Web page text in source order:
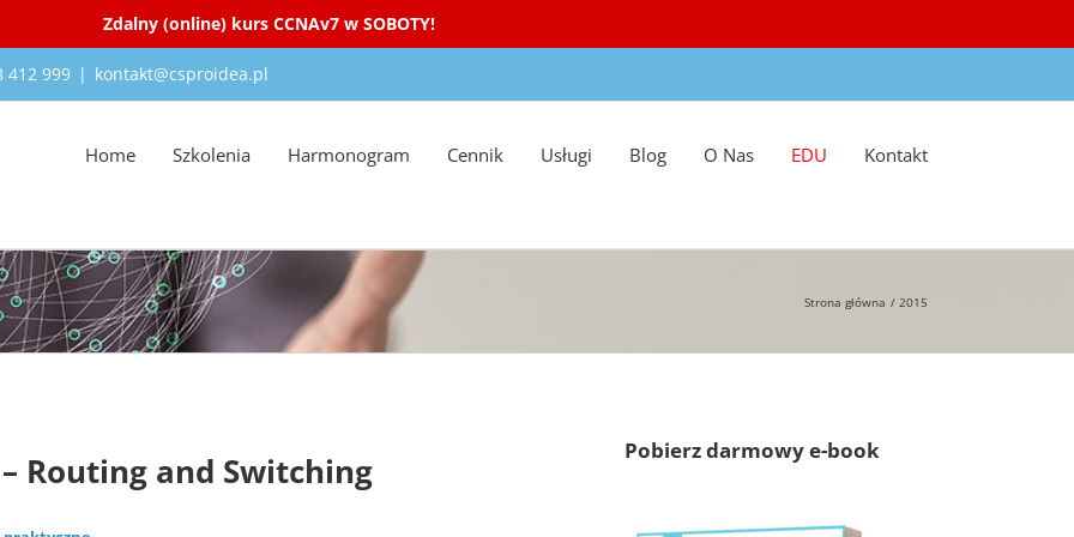
Zdalny (online) kurs CCNAv7 w SOBOTY!
412 999 | kontakt@csproidea.pl
Home Szkolenia Harmonogram Cennik Usługi Blog O Nas EDU Kontakt
Strona główna 2015
– Routing and Switching Pobierz darmowy e-book